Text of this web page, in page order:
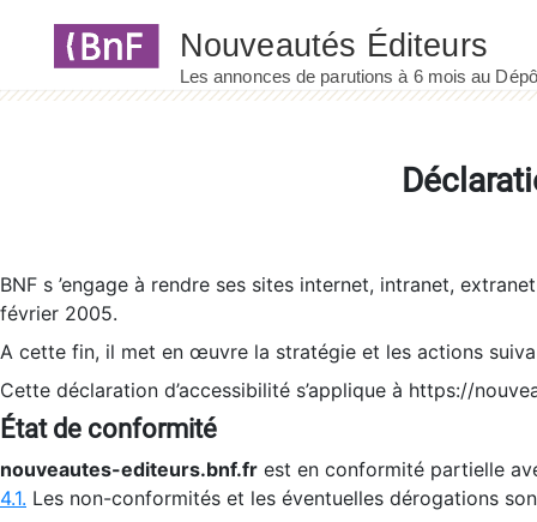
BNF s ’engage à rendre ses sites internet, intranet,
février 2005.
A cette fin, il met en œuvre la stratégie et les actions
Cette déclaration d’accessibilité s’applique à https://
État de conformité
nouveautes-editeurs.bnf.fr est en conformité partielle
4.1. Les non-conformités et les éventuelles dérogations